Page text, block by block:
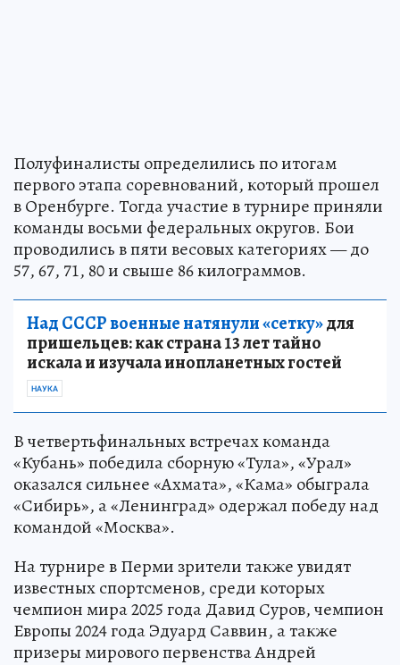
Полуфиналисты определились по итогам
первого этапа соревнований, который прошел
в Оренбурге. Тогда участие в турнире приняли
команды восьми федеральных округов. Бои
проводились в пяти весовых категориях — до
57, 67, 71, 80 и свыше 86 килограммов.
Над СССР военные натянули «сетку»для
пришельцев: как страна 13 лет тайно
искала и изучала инопланетных гостей
НАУКА
В четвертьфинальных встречах команда
«Кубань» победила сборную «Тула», «Урал»
оказался сильнее «Ахмата», «Кама» обыграла
«Сибирь», а «Ленинград» одержал победу над
командой «Москва».
На турнире в Перми зрители также увидят
известных спортсменов, среди которых
чемпион мира 2025 года Давид Суров, чемпион
Европы 2024 года Эдуард Саввин, а также
призеры мирового первенства Андрей